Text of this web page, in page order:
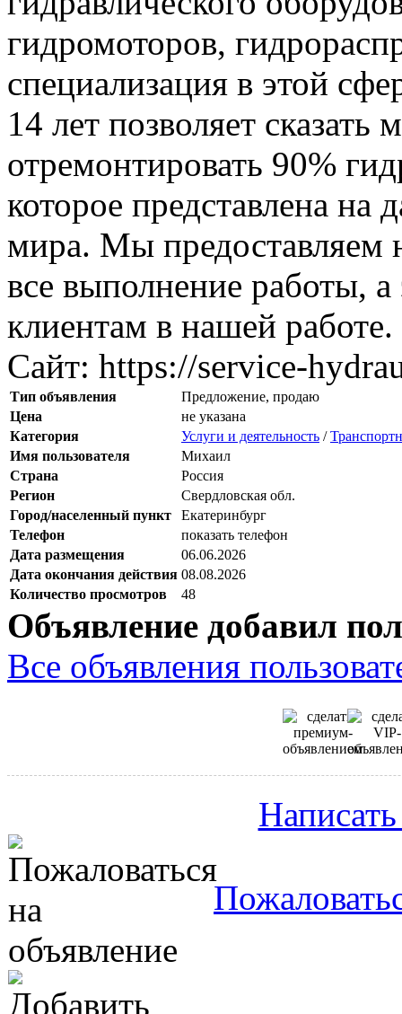
гидромоторов,
специализация в этой
14 лет позволяет
отремонтировать 90%
которое представлена
мира. Мы предоставляем
все выполнение работы,
клиентам в нашей работе.
Сайт: https://service-
Тип объявления
Предложение, продаю
Цена
не указана
Категория
Услуги и деятельность /
Имя пользователя
Михаил
Страна
Россия
Регион
Свердловская обл.
Город/населенный пункт
Екатеринбург
Телефон
показать телефон
Дата размещения
06.06.2026
Дата окончания действия 08.08.2026
Количество просмотров
48
Объявление добавил
Все объявления